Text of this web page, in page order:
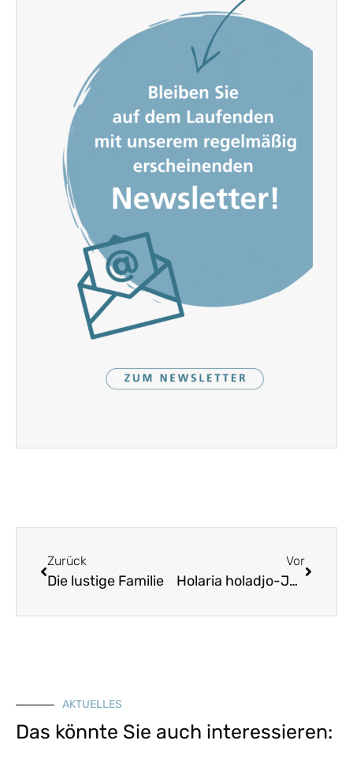
Zurück
Die lustige Familie
Vor
Holaria holadjo-Jodler
AKTUELLES
Das könnte Sie auch interessieren: